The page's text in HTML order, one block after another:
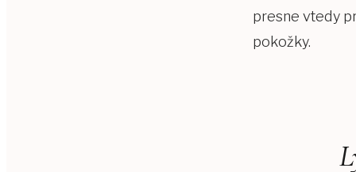
ACRYOS
Rázová vlna
presne vtedy
pokožky.